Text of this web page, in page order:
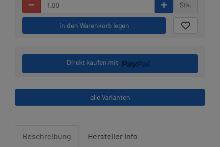
Stk.
in den Warenkorb legen
Direkt kaufen mit
alle Varianten
Beschreibung Hersteller Info